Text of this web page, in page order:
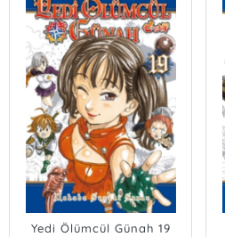
Yedi Ölümcül Günah 19